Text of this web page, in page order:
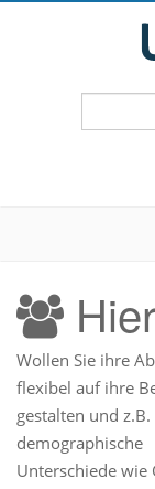
Wollen Sie ihre
flexibel auf ihre
gestalten und
demographische
Unterschiede wie